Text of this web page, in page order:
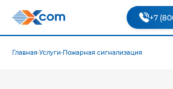
+7
Главная•Услуги•Пожарная сигнализация